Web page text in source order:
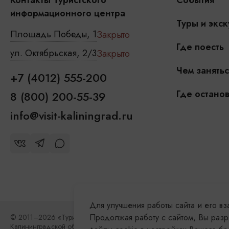
информационного центра
Площадь Победы, 1Закрыто
ул. Октябрьская, 2/3Закрыто
+7 (4012) 555-200
8 (800) 200-55-39
info@visit-kaliningrad.ru
Туры и
Где поесть
Чем
Где
© 2011–2026 «Туристский информационный центр
Калининградской области»
Для улучшения работы сайта и его
Продолжая работу с сайтом, Вы